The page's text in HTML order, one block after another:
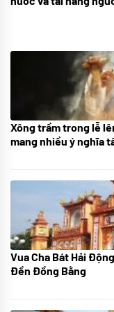
21/07/2024
Xông trầm trong lễ
mang nhiều ý nghĩa
08/07/2024
Vua Cha Bát Hải
Đền Đồng Bằng